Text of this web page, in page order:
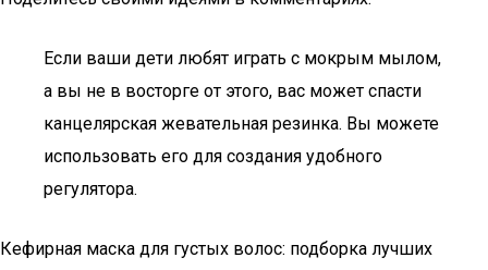
Если ваши дети любят играть с мокрым мылом,
а вы не в восторге от этого, вас может спасти
канцелярская жевательная резинка. Вы можете
использовать его для создания удобного
регулятора.
Кефирная маска для густых волос: подборка лучших